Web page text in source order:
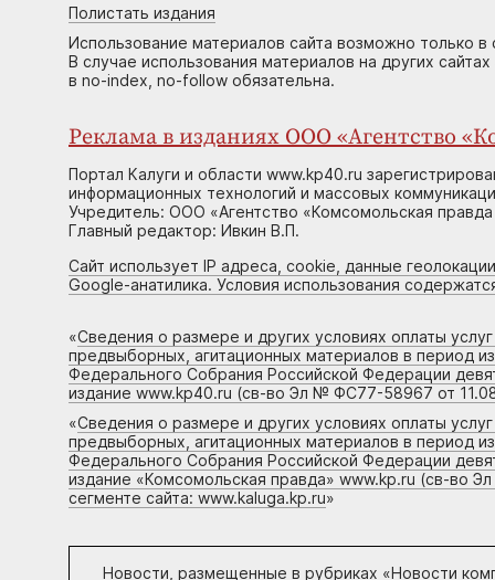
Полистать издания
Использование материалов сайта возможно только
В случае использования материалов на других
в no-index, no-follow обязательна.
Реклама в изданиях ООО «Агентство
Портал Калуги и области www.kp40.ru
информационных технологий и массовых
Учредитель: ООО «Агентство «Комсомольская правда
Главный редактор: Ивкин В.П.
Сайт использует IP адреса, cookie, данные
Google-анатилика. Условия использования
«Сведения о размере и других условиях оплаты
предвыборных, агитационных материалов в период
Федерального Собрания Российской Федерации
издание www.kp40.ru (св-во Эл № ФС77-58967 от
«Сведения о размере и других условиях оплаты
предвыборных, агитационных материалов в период
Федерального Собрания Российской Федерации
издание «Комсомольская правда» www.kp.ru (св-во
сегменте сайта: www.kaluga.kp.ru»
Новости, размещенные в рубриках «Новости